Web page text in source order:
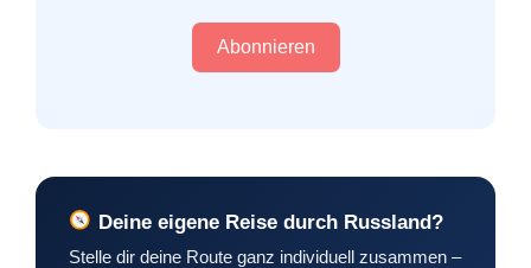
Abonnieren
Deine eigene Reise durch Russland?
Stelle dir deine Route ganz individuell zusammen –